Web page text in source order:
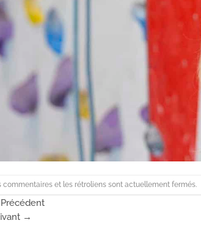
commentaires et les rétroliens sont actuellement fermés.
Précédent
→